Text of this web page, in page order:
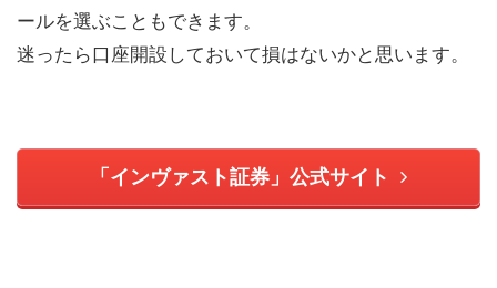
ールを選ぶこともできます。
迷ったら口座開設しておいて損はないかと思います。
「インヴァスト証券」公式サイト